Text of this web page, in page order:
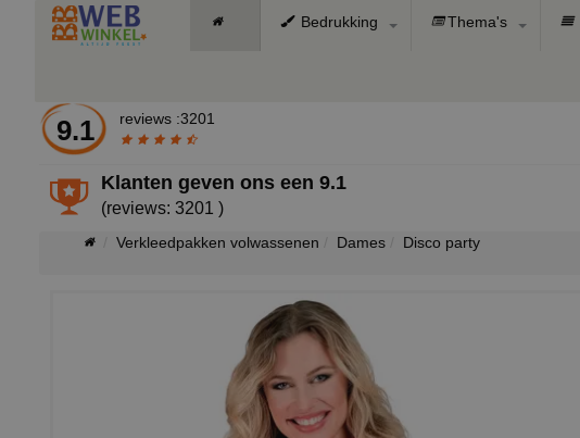
Bedrukking Thema's
9.1 reviews :3201
Klanten geven ons een9.1
(reviews: 3201 )
Verkleedpakken volwassenen Dames Disco party